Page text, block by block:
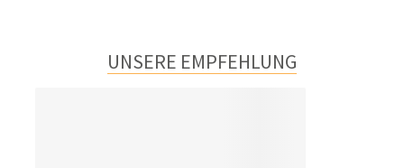
5
UNSERE EMPFEHLUNG